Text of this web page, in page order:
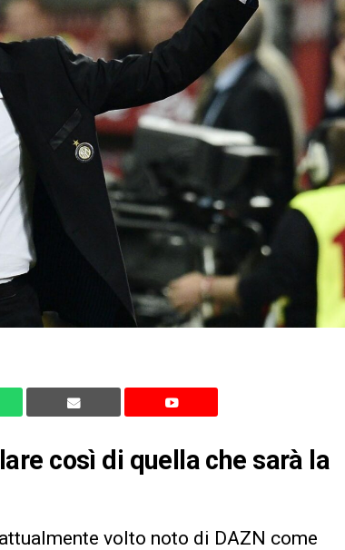
così di quella che sarà la
volto noto di DAZN come